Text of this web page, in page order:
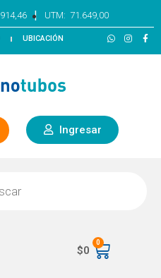
914,46 | UTM: 71.649,00
UBICACIÓN
Ingresar
$0
0